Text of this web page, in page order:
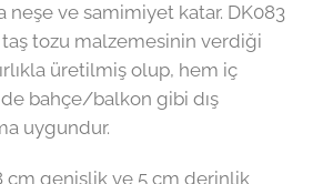
neşe ve samimiyet katar. DK083
taş tozu malzemesinin verdiği
üretilmiş olup, hem iç
bahçe/balkon gibi dış
uygundur.
cm genişlik ve 5 cm derinlik